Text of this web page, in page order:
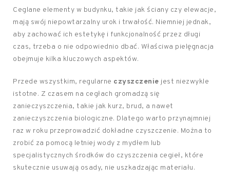
Ceglane elementy w budynku, takie jak ściany czy elewacje,
mają swój niepowtarzalny urok i trwałość. Niemniej jednak,
aby zachować ich estetykę i funkcjonalność przez długi
czas, trzeba o nie odpowiednio dbać. Właściwa pielęgnacja
obejmuje kilka kluczowych aspektów.
Przede wszystkim, regularne czyszczenie jest niezwykle
istotne. Z czasem na cegłach gromadzą się
zanieczyszczenia, takie jak kurz, brud, a nawet
zanieczyszczenia biologiczne. Dlatego warto przynajmniej
raz w roku przeprowadzić dokładne czyszczenie. Można to
zrobić za pomocą letniej wody z mydłem lub
specjalistycznych środków do czyszczenia cegieł, które
skutecznie usuwają osady, nie uszkadzając materiału.